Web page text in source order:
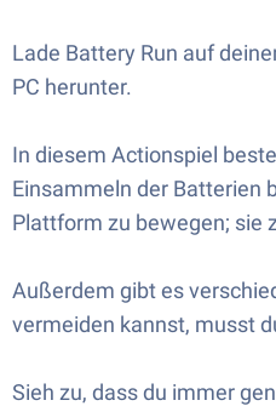
Lade Battery Run auf
PC herunter.
In diesem Actionspiel
Einsammeln der Batterien
Plattform zu bewegen; sie
Außerdem gibt es
vermeiden kannst, musst
Sieh zu, dass du immer